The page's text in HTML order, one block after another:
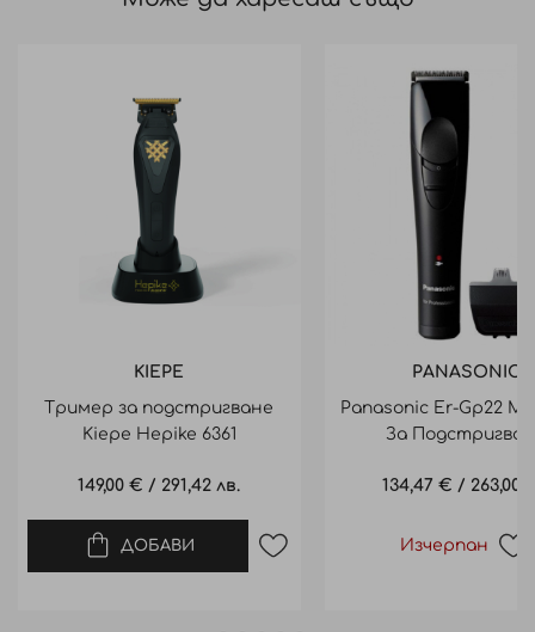
KIEPE
Тример за подстригване
Kiepe Hepike 6361
149,00 € / 291,42 лв.
ДОБАВИ
PANASONIC
Panasonic Er-Gp22
За
134,47 € / 263,00
Изчерпан